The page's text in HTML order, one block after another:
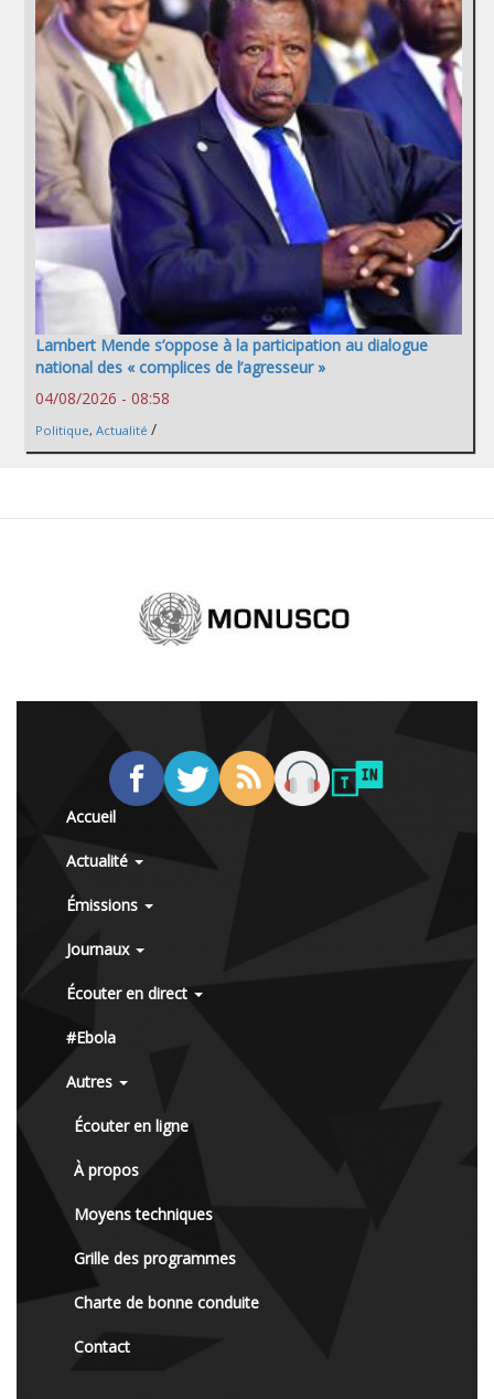
Lambert Mende s’oppose à la participation au dialogue
national des « complices de l’agresseur »
04/08/2026 - 08:58
Politique, Actualité /
Accueil
Actualité
Émissions
Journaux
Écouter en direct
#Ebola
Autres
Écouter en ligne
À propos
Moyens techniques
Grille des programmes
Charte de bonne conduite
Contact